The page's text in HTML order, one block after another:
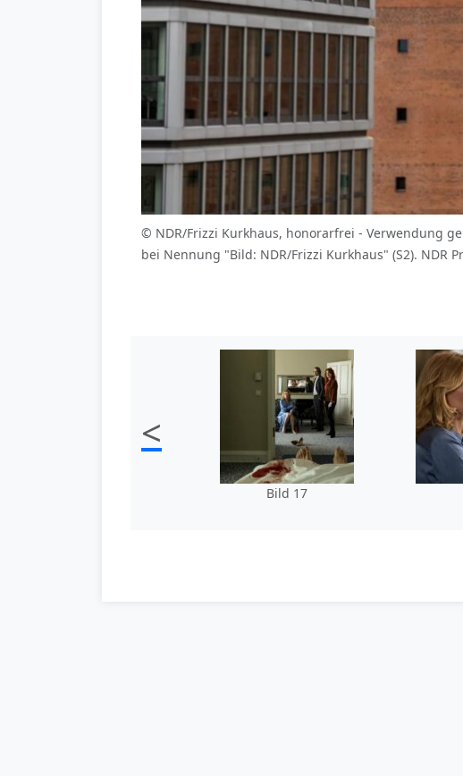
© NDR/Frizzi Kurkhaus, honorarfrei - Verwendung
bei Nennung "Bild: NDR/Frizzi Kurkhaus" (S2). NDR
<
Bild 17